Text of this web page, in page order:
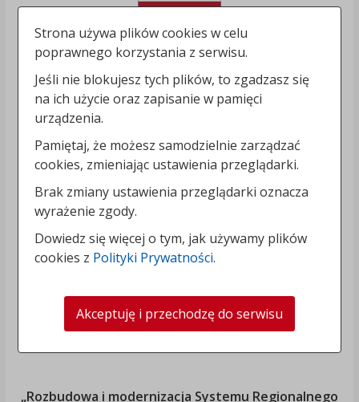
„Rozbudowa i modernizacja Systemu Regionalnego
Strona używa plików cookies w celu
poprawnego korzystania z serwisu.
Jeśli nie blokujesz tych plików, to zgadzasz się
na ich użycie oraz zapisanie w pamięci
urządzenia.
Pamiętaj, że możesz samodzielnie zarządzać
cookies, zmieniając ustawienia przeglądarki.
Brak zmiany ustawienia przeglądarki oznacza
wyrażenie zgody.
Dowiedz się więcej o tym, jak używamy plików
cookies z Polityki Prywatności.
Akceptuję i przechodzę do serwisu